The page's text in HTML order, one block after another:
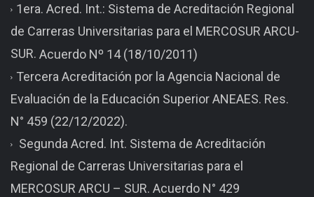
1era. Acred. Int.: Sistema de Acreditación Regional
de Carreras Universitarias para el MERCOSUR ARCU-
SUR. Acuerdo Nº 14 (18/10/2011)
Tercera Acreditación por la Agencia Nacional de
Evaluación de la Educación Superior ANEAES. Res.
N° 459 (22/12/2022).
Segunda Acred. Int. Sistema de Acreditación
Regional de Carreras Universitarias para el
MERCOSUR ARCU – SUR. Acuerdo N° 429